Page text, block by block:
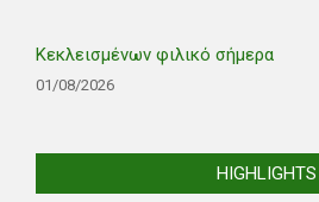
Κεκλεισμένων φιλικό σήμερα
01/08/2026
HIGHLIGHTS